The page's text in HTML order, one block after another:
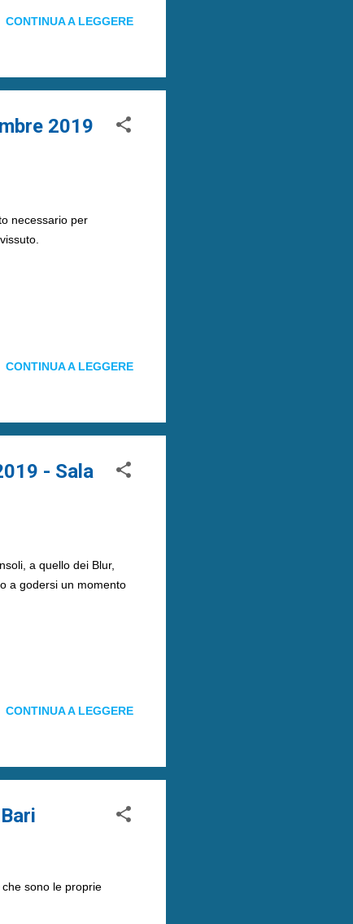
CONTINUA A LEGGERE
2019
necessario per
CONTINUA A LEGGERE
- Sala
a quello dei Blur,
a godersi un momento
CONTINUA A LEGGERE
sono le proprie